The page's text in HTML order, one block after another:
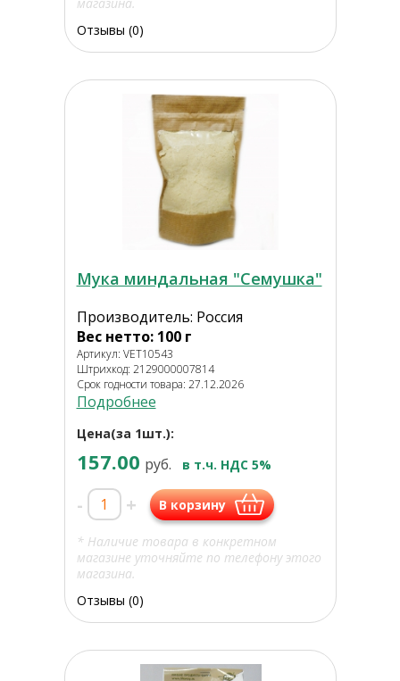
магазина.
Отзывы (0)
Мука миндальная "Семушка"
Производитель: Россия
Вес нетто: 100 г
Артикул: VET10543
Штрихкод: 2129000007814
Срок годности товара: 27.12.2026
Подробнее
Цена(за 1шт.):
157.00 руб. в т.ч. НДС 5%
- + В корзину
* Наличие товара в конкретном
магазине уточняйте по телефону этого
магазина.
Отзывы (0)